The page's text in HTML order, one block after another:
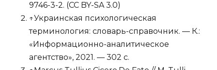
9746-3-2. (CC BY-SA 3.0)
↑Украинская психологическая
терминология: словарь-справочник. — К.:
«Информационно-аналитическое
агентство», 2021. — 302 с.